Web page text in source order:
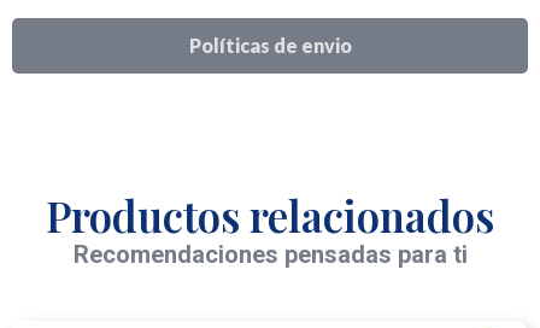
Políticas de envio
Productos relacionados
Recomendaciones pensadas para ti